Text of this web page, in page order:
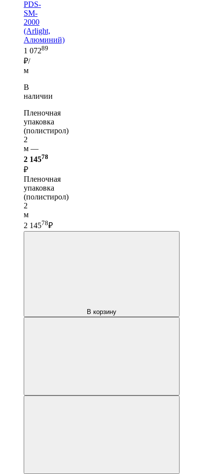
PDS-
SM-
2000
(Arlight,
Алюминий)
1 07289
₽/
м
В
наличии
Пленочная
упаковка
(полистирол)
2
м —
2 14578
₽
Пленочная
упаковка
(полистирол)
2
м
2 14578₽
В корзину